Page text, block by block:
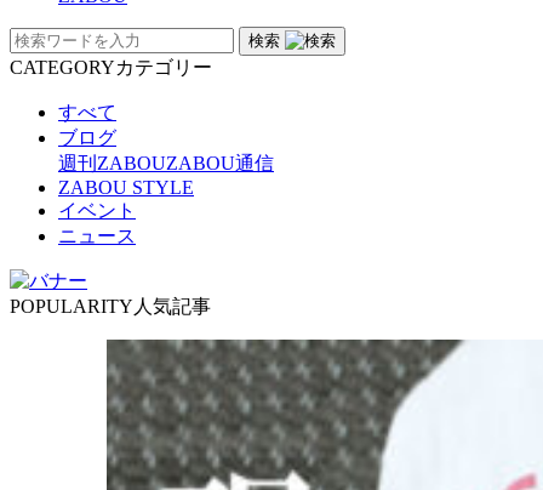
検索
CATEGORYカテゴリー
すべて
ブログ
週刊ZABOUZABOU通信
ZABOU STYLE
イベント
ニュース
POPULARITY 人気記事